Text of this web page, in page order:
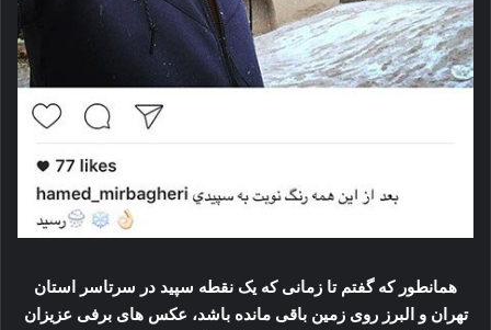
همانطور که گفتم تا زمانی که یک نقطه سپید در سرتاسر استان
تهران و البرز روی زمین باقی مانده باشد، عکس های برفی عزیزان